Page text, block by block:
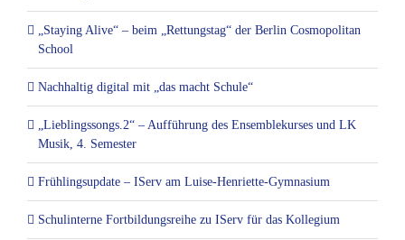
„Staying Alive“ – beim „Rettungstag“ der Berlin Cosmopolitan
School
Nachhaltig digital mit „das macht Schule“
„Lieblingssongs.2“ – Aufführung des Ensemblekurses und LK
Musik, 4. Semester
Frühlingsupdate – IServ am Luise-Henriette-Gymnasium
Schulinterne Fortbildungsreihe zu IServ für das Kollegium